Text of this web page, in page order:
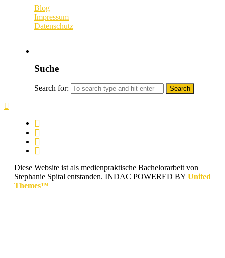
Blog
Impressum
Datenschutz
Suche
Search for:
Diese Website ist als medienpraktische Bachelorarbeit von
Stephanie Spital entstanden. INDAC POWERED BY United
Themes™